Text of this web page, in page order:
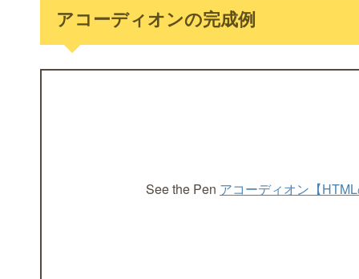
アコーディオンの完成例
See the Pen アコーディオン【HTML